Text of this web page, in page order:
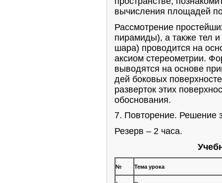
вычисления площадей
Рассмотрение
пирамиды), а также тел
шара) проводится на
аксиом стереометрии.
выводятся на основе
дей боковых
разверток этих
обоснования.
7. Повторение. Решение
Резерв – 2 часа.
№ Тема урока